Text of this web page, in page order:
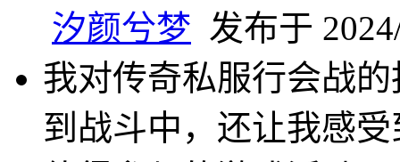
汐颜兮梦 发布于
我对传奇私服行会战
到战斗中，还让我感